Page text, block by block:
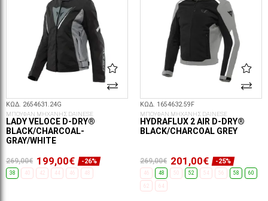
ΚΩΔ. 2654631.24G
ΜΠΟΥΦΑΝ ΜΗΧΑΝΗΣ DAINESE
LADY VELOCE D-DRY®
BLACK/CHARCOAL-
GRAY/WHITE
269,00€ 199,00€ -26%
38 40 42 44 46 48
ΚΩΔ. 1654632.59F
ΜΠΟΥΦΑΝ ΜΗΧΑΝΗΣ DAINESE
HYDRAFLUX 2 AIR D-DRY®
BLACK/CHARCOAL GREY
269,00€ 201,00€ -25%
46 48 50 52 54 56 58 60
62 64